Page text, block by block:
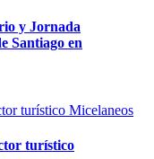
y Jornada
Santiago en
Micelaneos
turístico